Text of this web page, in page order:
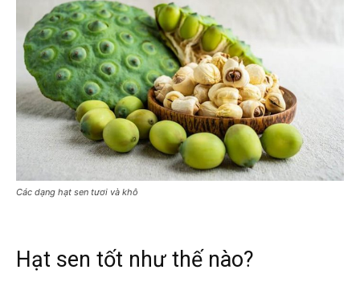
Các dạng hạt sen tươi và khô
Hạt sen tốt như thế nào?